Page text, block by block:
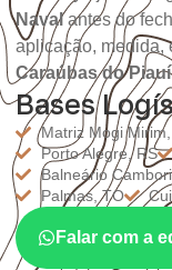
Navalantes do
aplicação, medida,
Caraúbas do Piauí
Bases
Matriz Mogi
Porto Alegre, RS
Balneário
Palmas, TO
Falar com a